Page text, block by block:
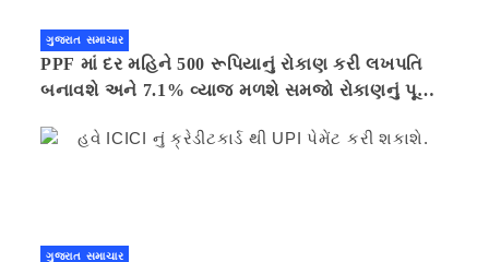
ગુજરાત સમાચાર
PPF માં દર મહિને 500 રૂપિયાનું રોકાણ કરી લખપતિ
બનાવશે અને 7.1% વ્યાજ મળશે સમજો રોકાણનું પૂરું
ગુજરાત સમાચાર